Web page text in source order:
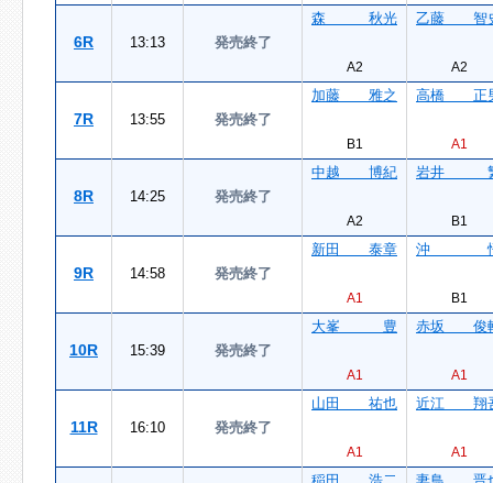
6R 13:13 発売終了
森 秋光
A2
乙藤 智
A2
7R 13:55 発売終了
加藤 雅之
B1
高橋 正
A1
8R 14:25 発売終了
中越 博紀
A2
岩井
B1
9R 14:58 発売終了
新田 泰章
A1
沖
B1
10R 15:39 発売終了
大峯 豊
A1
赤坂 俊
A1
11R 16:10 発売終了
山田 祐也
A1
近江 翔
A1